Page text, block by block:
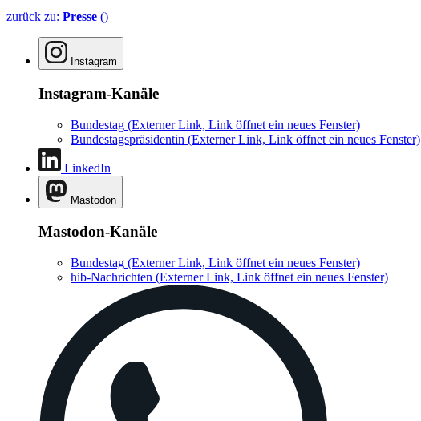
zurück zu: Presse ()
Instagram
Instagram-Kanäle
Bundestag (Externer Link, Link öffnet ein neues Fenster)
Bundestagspräsidentin (Externer Link, Link öffnet ein neues Fenster)
LinkedIn
Mastodon
Mastodon-Kanäle
Bundestag (Externer Link, Link öffnet ein neues Fenster)
hib-Nachrichten (Externer Link, Link öffnet ein neues Fenster)